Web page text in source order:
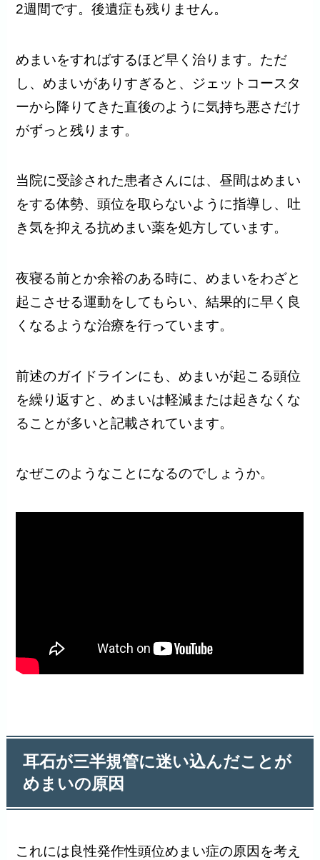
2週間です。後遺症も残りません。
めまいをすればするほど早く治ります。ただ
し、めまいがありすぎると、ジェットコースタ
ーから降りてきた直後のように気持ち悪さだけ
がずっと残ります。
当院に受診された患者さんには、昼間はめまい
をする体勢、頭位を取らないように指導し、吐
き気を抑える抗めまい薬を処方しています。
夜寝る前とか余裕のある時に、めまいをわざと
起こさせる運動をしてもらい、結果的に早く良
くなるような治療を行っています。
前述のガイドラインにも、めまいが起こる頭位
を繰り返すと、めまいは軽減または起きなくな
ることが多いと記載されています。
なぜこのようなことになるのでしょうか。
耳石が三半規管に迷い込んだことが
めまいの原因
これには良性発作性頭位めまい症の原因を考え